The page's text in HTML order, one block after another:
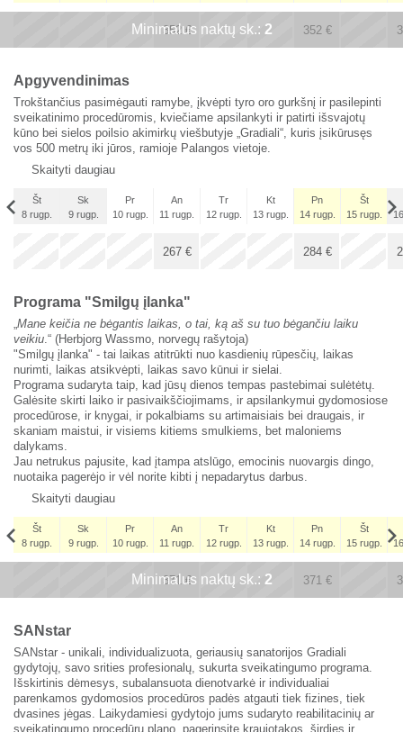
Št
Minimalus naktų sk.: 2
x x
352€ 352 €
Apgyvendinimas
Trokštančius pasimėgauti ramybe, įkvėpti tyro oro gurkšnį ir pasilepinti
sveikatinimo procedūromis, kviečiame apsilankyti ir patirti išsvajotų
kūno bei sielos poilsio akimirkų viešbutyje „Gradiali“, kuris įsikūrusęs
vos 500 metrų iki jūros, ramioje Palangos vietoje.
Skaityti daugiau
Št
8 rugp.
Sk
9 rugp.
Pr
10 rugp.
An
11 rugp.
Tr
12 rugp.
Kt
13 rugp.
Pn
14 rugp.
Št
15 rugp.
267 € 284 €
Programa "Smilgų įlanka"
„Mane keičia ne bėgantis laikas, o tai, ką aš su tuo bėgančiu laiku
veikiu.“ (Herbjorg Wassmo, norvegų rašytoja)
"Smilgų įlanka" - tai laikas atitrūkti nuo kasdienių rūpesčių, laikas
nurimti, laikas atsikvėpti, laikas savo kūnui ir sielai.
Programa sudaryta taip, kad jūsų dienos tempas pastebimai sulėtėtų.
Galėsite skirti laiko ir pasivaikščiojimams, ir apsilankymui gydomosiose
procedūrose, ir knygai, ir pokalbiams su artimaisiais bei draugais, ir
skaniam maistui, ir visiems kitiems smulkiems, bet maloniems
dalykams.
Jau netrukus pajusite, kad įtampa atslūgo, emocinis nuovargis dingo,
nuotaika pagerėjo ir vėl norite kibti į nepadarytus darbus.
Skaityti daugiau
Št
8 rugp.
Sk
9 rugp.
Pr
10 rugp.
An
11 rugp.
Tr
12 rugp.
Kt
13 rugp.
Pn
14 rugp.
Št
15 rugp.
Št
Minimalus naktų sk.: 2
x x
371€ 371 €
SANstar
SANstar - unikali, individualizuota, geriausių sanatorijos Gradiali
gydytojų, savo srities profesionalų, sukurta sveikatingumo programa.
Išskirtinis dėmesys, subalansuota dienotvarkė ir individualiai
parenkamos gydomosios procedūros padės atgauti tiek fizines, tiek
dvasines jėgas. Laikydamiesi gydytojo jums sudaryto reabilitacinių ar
sveikatingumo procedūrų plano, pagerinsite kraujotakos, širdies ir